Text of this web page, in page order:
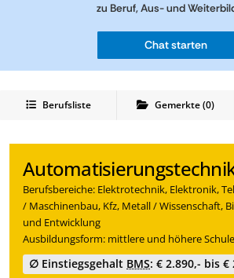
zu Beruf, Aus- und
Chat starten
Berufsliste Gemerkte(0)
Berufsbereiche: Elektrotechnik, Elektronik,
/ Maschinenbau, Kfz, Metall / Wissenschaft,
und Entwicklung
Ausbildungsform: mittlere und höhere
∅ Einstiegsgehalt BMS: € 2.890,- bis €